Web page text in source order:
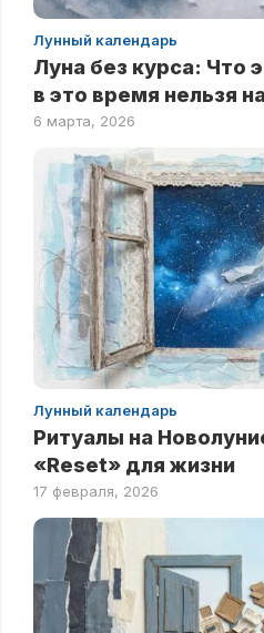
Лунный календарь
Луна без курса: Что
в это время нельзя
6 марта, 2026
Лунный календарь
Ритуалы на
«Reset» для жизни
17 февраля, 2026